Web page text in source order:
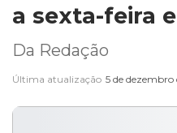
a sexta-feira
Da Redação
Última atualização 5 de